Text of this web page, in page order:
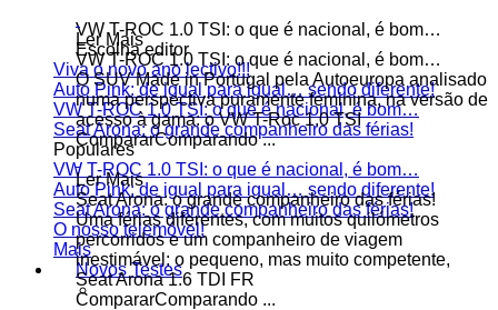
VW T-ROC 1.0 TSI: o que é nacional, é bom…
Escolha editor
Viva o novo ano lectivo!!!
Auto Pink: de igual para igual… sendo diferente!
VW T-ROC 1.0 TSI: o que é nacional, é bom…
Seat Arona: o grande companheiro das férias!
Populares
VW T-ROC 1.0 TSI: o que é nacional, é bom…
Auto Pink: de igual para igual… sendo diferente!
Seat Arona: o grande companheiro das férias!
O nosso telemóvel!
Mais
Novos Testes
Ler Mais
VW T-ROC 1.0 TSI: o que é nacional, é bom…
O SUV Made in Portugal pela Autoeuropa analisado
numa perspectiva puramente feminina, na versão de
acesso à gama: o VW T-Roc 1.0 TSI
CompararComparando ...
Ler Mais
Seat Arona: o grande companheiro das férias!
Uma férias diferentes, com muitos quilómetros
percorridos e um companheiro de viagem
inestimável: o pequeno, mas muito competente,
Seat Arona 1.6 TDI FR
CompararComparando ...